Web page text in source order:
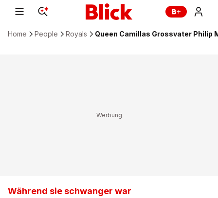
Home People Royals Queen Camillas Grossvater Philip
Während sie schwanger war